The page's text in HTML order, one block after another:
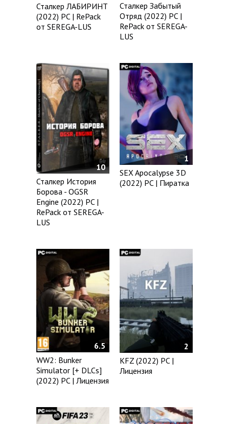
Сталкер ЛАБИРИНТ
(2022) PC | RePack
от SEREGA-LUS
Сталкер Забытый
Отряд (2022) PC |
RePack от SEREGA-
LUS
10
Сталкер История
Борова - OGSR
Engine (2022) PC |
RePack от SEREGA-
LUS
1
SEX Apocalypse 3D
(2022) PC | Пиратка
6.5
WW2: Bunker
Simulator [+ DLCs]
(2022) PC | Лицензия
2
KFZ (2022) PC |
Лицензия